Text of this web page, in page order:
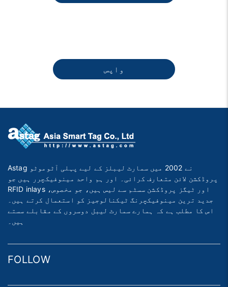
واپس
Astag نے 2002 میں سمارٹ لیبلز کے لیے پہلی آٹوموٹو
پروڈکشن لائن متعارف کرائی۔ اور ہم واحد مینوفیکچرر ہیں جو
RFID inlays اور ٹیگز پروڈکشن سسٹم سے لیس ہیں، جو مخصوص،
جدید ترین مینوفیکچرنگ ٹیکنالوجیز کو استعمال کرتے ہیں۔
اس کا مطلب ہے کہ ہمارے سمارٹ لیبل دوسروں کے مقابلے سستے
ہیں۔
FOLLOW